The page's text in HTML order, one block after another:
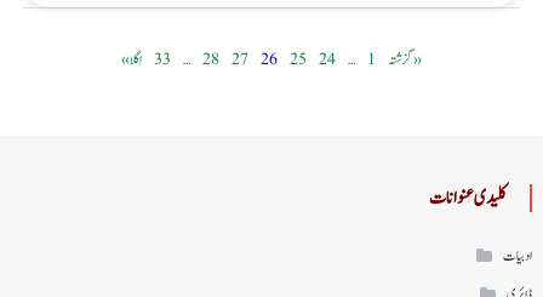
« گزشتہ 1
…
24
25
26
27
28
…
33 اگلا »
کلیدی عنوانات
ادبیات